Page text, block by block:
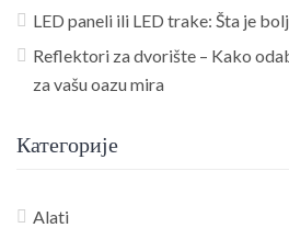
LED paneli ili LED trake: Šta je
Reflektori za dvorište – Kako
za vašu oazu mira
Категорије
Alati